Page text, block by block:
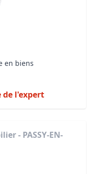
en biens
de l'expert
- PASSY-EN-